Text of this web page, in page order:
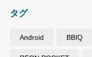
タグ
Android BBIQ